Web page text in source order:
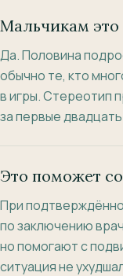
Мальчикам это
Да. Половина
обычно те, кто
в игры. Стереотип
за первые
Это поможет
При
по заключению
но помогают с
ситуация не